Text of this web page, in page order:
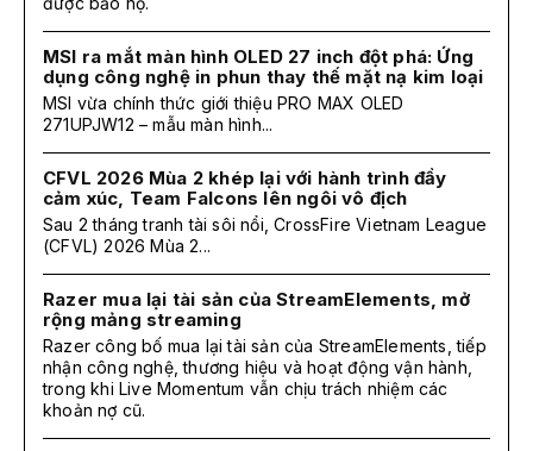
MSI ra mắt màn hình OLED 27 inch đột phá: Ứng
dụng công nghệ in phun thay thế mặt nạ kim loại
MSI vừa chính thức giới thiệu PRO MAX OLED
271UPJW12 – mẫu màn hình...
CFVL 2026 Mùa 2 khép lại với hành trình đầy
cảm xúc, Team Falcons lên ngôi vô địch
Sau 2 tháng tranh tài sôi nổi, CrossFire Vietnam League
(CFVL) 2026 Mùa 2...
Razer mua lại tài sản của StreamElements, mở
rộng mảng streaming
Razer công bố mua lại tài sản của StreamElements, tiếp
nhận công nghệ, thương hiệu và hoạt động vận hành,
trong khi Live Momentum vẫn chịu trách nhiệm các
khoản nợ cũ.